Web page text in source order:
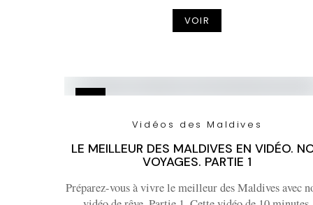
VOIR
Vidéos des Maldives
LE MEILLEUR DES MALDIVES EN VIDÉO.
VOYAGES. PARTIE 1
Préparez-vous à vivre le meilleur des Maldives avec